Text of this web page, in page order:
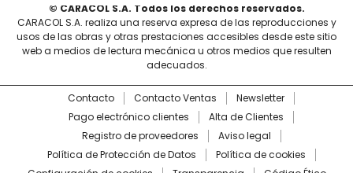
© CARACOL S.A. Todos los derechos reservados.
CARACOL S.A. realiza una reserva expresa de las reproducciones y
usos de las obras y otras prestaciones accesibles desde este sitio
web a medios de lectura mecánica u otros medios que resulten
adecuados.
Contacto Contacto Ventas
Newsletter
Pago electrónico clientes
Alta de Clientes
Registro de proveedores
Aviso legal
Política de Protección de Datos
Política de cookies